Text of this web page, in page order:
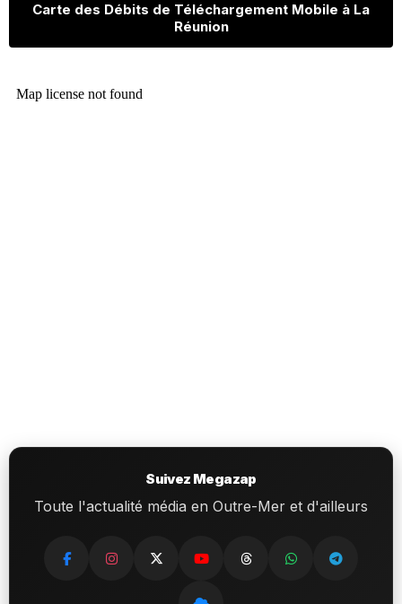
Carte des Débits de Téléchargement Mobile à La
Réunion
Suivez Megazap
Toute l'actualité média en Outre-Mer et d'ailleurs